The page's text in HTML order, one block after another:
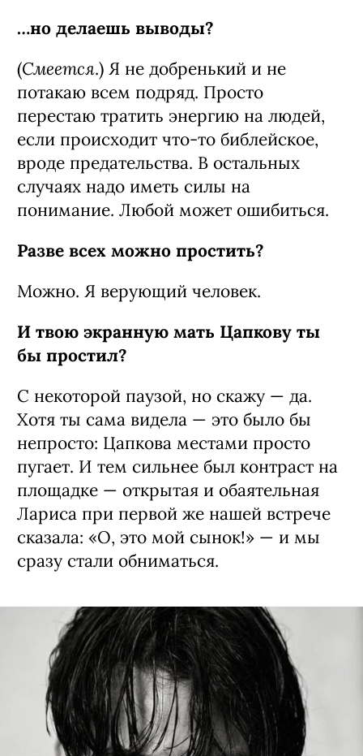
…но делаешь выводы?
(Смеется.) Я не добренький и не
потакаю всем подряд. Просто
перестаю тратить энергию на людей,
если происходит что-то библейское,
вроде предательства. В остальных
случаях надо иметь силы на
понимание. Любой может ошибиться.
Разве всех можно простить?
Можно. Я верующий человек.
И твою экранную мать Цапкову ты
бы простил?
С некоторой паузой, но скажу — да.
Хотя ты сама видела — это было бы
непросто: Цапкова местами просто
пугает. И тем сильнее был контраст на
площадке — открытая и обаятельная
Лариса при первой же нашей встрече
сказала: «О, это мой сынок!» — и мы
сразу стали обниматься.